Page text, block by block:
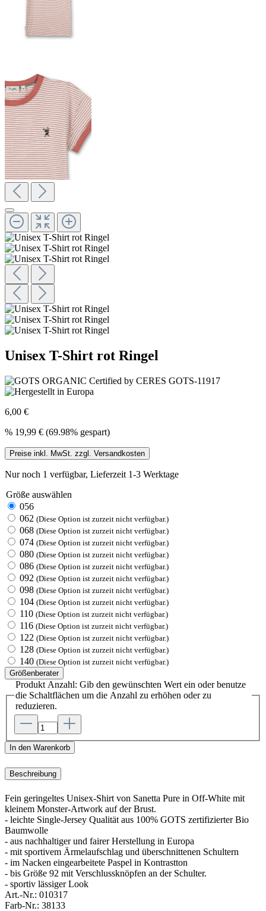
Unisex T-Shirt rot Ringel
6,00 €
% 19,99 € (69.98% gespart)
Preise inkl. MwSt. zzgl. Versandkosten
Nur noch 1 verfügbar, Lieferzeit 1-3 Werktage
Größe auswählen
056
062 (Diese Option ist zurzeit nicht verfügbar.)
068 (Diese Option ist zurzeit nicht verfügbar.)
074 (Diese Option ist zurzeit nicht verfügbar.)
080 (Diese Option ist zurzeit nicht verfügbar.)
086 (Diese Option ist zurzeit nicht verfügbar.)
092 (Diese Option ist zurzeit nicht verfügbar.)
098 (Diese Option ist zurzeit nicht verfügbar.)
104 (Diese Option ist zurzeit nicht verfügbar.)
110 (Diese Option ist zurzeit nicht verfügbar.)
116 (Diese Option ist zurzeit nicht verfügbar.)
122 (Diese Option ist zurzeit nicht verfügbar.)
128 (Diese Option ist zurzeit nicht verfügbar.)
140 (Diese Option ist zurzeit nicht verfügbar.)
Größenberater
Produkt Anzahl: Gib den gewünschten Wert ein oder benutze
die Schaltflächen um die Anzahl zu erhöhen oder zu
reduzieren.
In den Warenkorb
Beschreibung
Fein geringeltes Unisex-Shirt von Sanetta Pure in Off-White mit
kleinem Monster-Artwork auf der Brust.
- leichte Single-Jersey Qualität aus 100% GOTS zertifizierter Bio
Baumwolle
- aus nachhaltiger und fairer Herstellung in Europa
- mit sportivem Ärmelaufschlag und überschnittenen Schultern
- im Nacken eingearbeitete Paspel in Kontrastton
- bis Größe 92 mit Verschlussknöpfen an der Schulter.
- sportiv lässiger Look
Art.-Nr.: 010317
Farb-Nr.: 38133